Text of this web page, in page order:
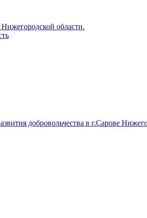
области.
добровольчества в г.Сарове